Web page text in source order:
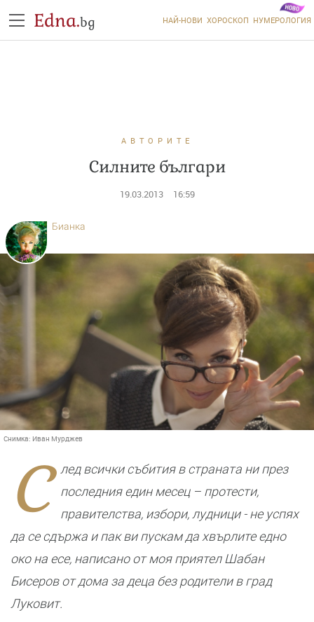
Edna.bg НАЙ-НОВИ ХОРОСКОП НУМЕРОЛОГИЯ
АВТОРИТЕ
Силните българи
19.03.2013 16:59
Снимка: Иван Мурджев
Бианка
С
лед всички събития в страната ни през
последния един месец – протести,
правителства, избори, лудници - не успях
да се сдържа и пак ви пускам да хвърлите едно
око на есе, написано от моя приятел Шабан
Бисеров от дома за деца без родители в град
Луковит.